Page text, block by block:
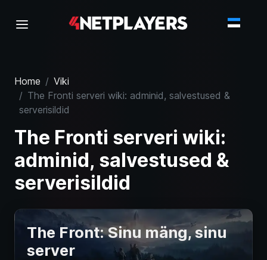
Home
Viki
The Fronti serveri wiki: adminid, salvestused &
serverisildid
The Fronti serveri wiki:
adminid, salvestused &
serverisildid
The Front: Sinu mäng, sinu
server